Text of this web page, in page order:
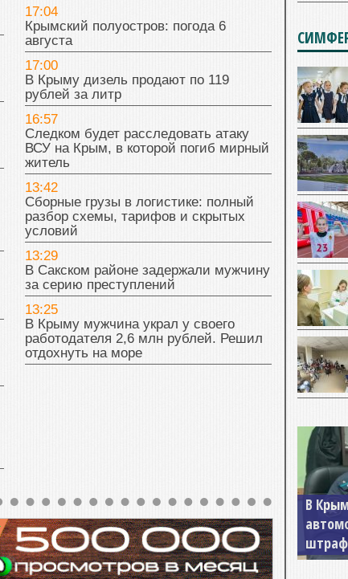
17:04
Крымский полуостров: погода 6
августа
17:00
В Крыму дизель продают по 119
рублей за литр
16:57
Следком будет расследовать атаку
ВСУ на Крым, в которой погиб мирный
житель
13:42
Сборные грузы в логистике: полный
разбор схемы, тарифов и скрытых
условий
13:29
В Сакском районе задержали мужчину
за серию преступлений
13:25
В Крыму мужчина украл у своего
работодателя 2,6 млн рублей. Решил
отдохнуть на море
долга